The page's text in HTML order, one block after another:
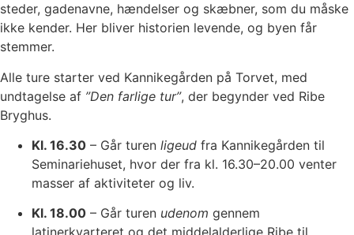
steder, gadenavne, hændelser og skæbner, som du måske
ikke kender. Her bliver historien levende, og byen får
stemmer.
Alle ture starter ved Kannikegården på Torvet, med
undtagelse af ”Den farlige tur”, der begynder ved Ribe
Bryghus.
Kl. 16.30 – Går turen ligeud fra Kannikegården til
Seminariehuset, hvor der fra kl. 16.30–20.00 venter
masser af aktiviteter og liv.
Kl. 18.00 – Går turen udenom gennem